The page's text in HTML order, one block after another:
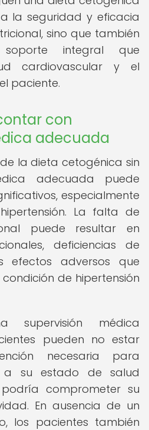
la seguridad y eficacia
sino que también
integral que
cardiovascular y el
paciente.
con
adecuada
la dieta cetogénica sin
adecuada puede
especialmente
La falta de
puede resultar en
deficiencias de
efectos adversos que
de hipertensión
supervisión médica
pueden no estar
necesaria para
su estado de salud
comprometer su
En ausencia de un
los pacientes también